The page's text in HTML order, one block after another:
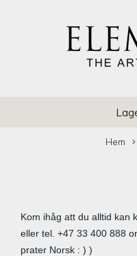
Hem
Kom ihåg att du alltid kan
eller tel. +47 33 400 888
prater Norsk : ) )